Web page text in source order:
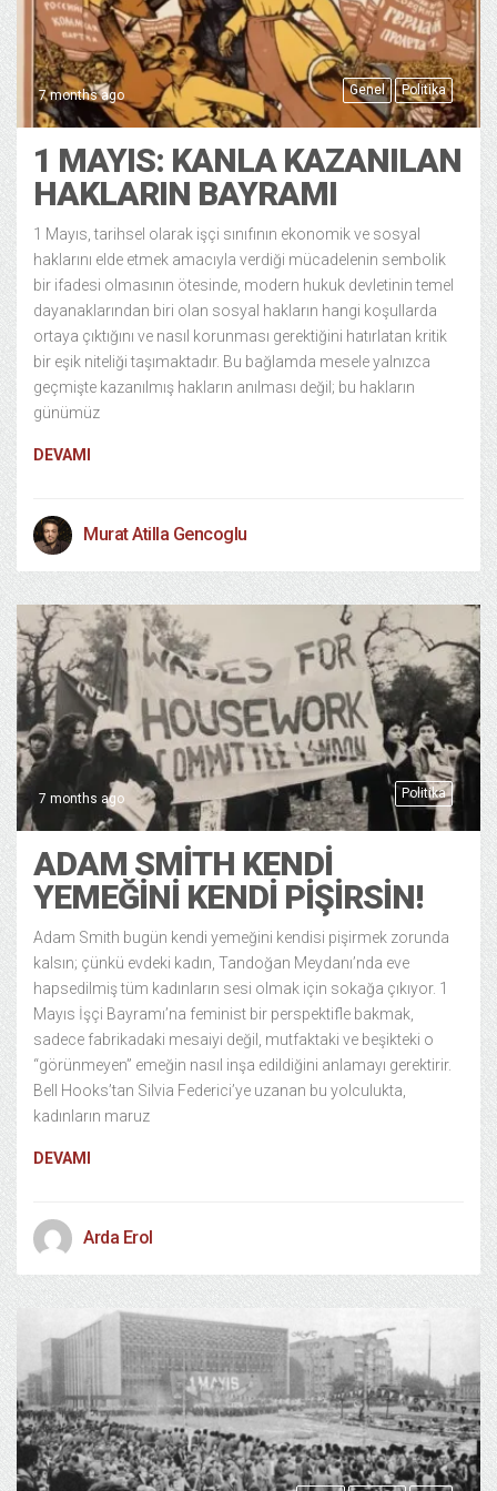
Genel Politika
7 months ago
1 MAYIS: KANLA KAZANILAN
HAKLARIN BAYRAMI
1 Mayıs, tarihsel olarak işçi sınıfının ekonomik ve sosyal
haklarını elde etmek amacıyla verdiği mücadelenin sembolik
bir ifadesi olmasının ötesinde, modern hukuk devletinin temel
dayanaklarından biri olan sosyal hakların hangi koşullarda
ortaya çıktığını ve nasıl korunması gerektiğini hatırlatan kritik
bir eşik niteliği taşımaktadır. Bu bağlamda mesele yalnızca
geçmişte kazanılmış hakların anılması değil; bu hakların
günümüz
DEVAMI
Murat Atilla Gencoglu
Politika
7 months ago
ADAM SMITH KENDI
YEMEĞINI KENDI PIŞIRSIN!
Adam Smith bugün kendi yemeğini kendisi pişirmek zorunda
kalsın; çünkü evdeki kadın, Tandoğan Meydanı’nda eve
hapsedilmiş tüm kadınların sesi olmak için sokağa çıkıyor. 1
Mayıs İşçi Bayramı’na feminist bir perspektifle bakmak,
sadece fabrikadaki mesaiyi değil, mutfaktaki ve beşikteki o
“görünmeyen” emeğin nasıl inşa edildiğini anlamayı gerektirir.
Bell Hooks’tan Silvia Federici’ye uzanan bu yolculukta,
kadınların maruz
DEVAMI
Arda Erol